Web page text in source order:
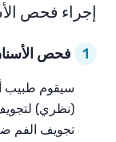
إجراء فحص
1 فحص
سيقوم طبيب
(نظري)
تجويف الفم